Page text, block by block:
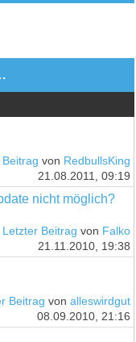
von RedbullsKing
21.08.2011, 09:19
nicht möglich?
Letzter Beitrag von Falko
21.11.2010, 19:38
Beitrag von alleswirdgut
08.09.2010, 21:16